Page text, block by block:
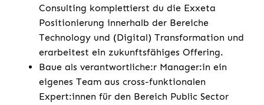
Consulting komplettierst du die Exxeta
Positionierung innerhalb der Bereiche
Technology und (Digital) Transformation und
erarbeitest ein zukunftsfähiges Offering.
Baue als verantwortliche:r Manager:in ein
eigenes Team aus cross-funktionalen
Expert:innen für den Bereich Public Sector